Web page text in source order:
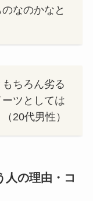
なのかなと
ちろん劣る
ツとしては
20代男性）
人の理由・コ